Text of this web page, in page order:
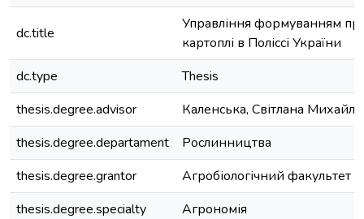
dc.title
Управління формуванням
картоплі в Поліссі України
dc.type
Thesis
thesis.degree.advisor
Каленська, Світлана
thesis.degree.departament
Рослинництва
thesis.degree.grantor
Агробіологічний факультет
thesis.degree.specialty
Агрономія